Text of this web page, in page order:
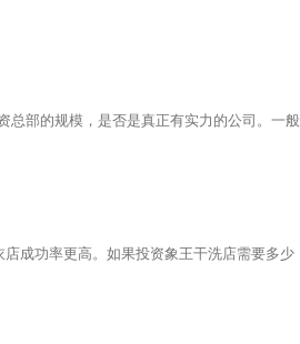
部的规模，是否是真正有实力的公司。一般
成功率更高。如果投资象王干洗店需要多少